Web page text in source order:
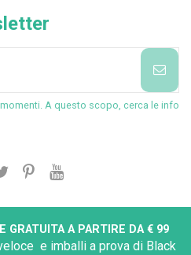
A questo scopo, cerca le info
GRATUITA A PARTIRE DA € 99
e imballi a prova di Black